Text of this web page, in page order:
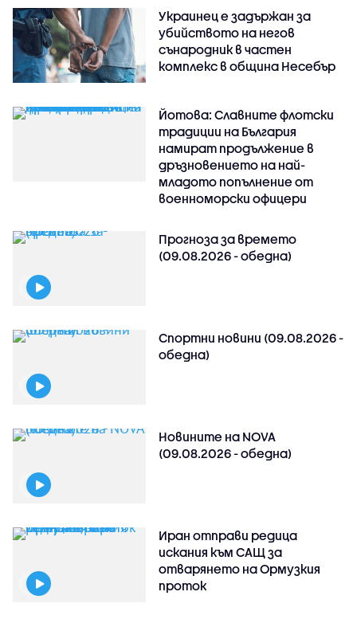
Украинец е задържан за
убийството на негов
сънародник в частен
комплекс в община Несебър
Йотова: Славните флотски
традиции на България
намират продължение в
дръзновението на най-
младото попълнение от
военноморски офицери
Прогноза за времето
(09.08.2026 - обедна)
Спортни новини (09.08.2026 -
обедна)
Новините на NOVA
(09.08.2026 - обедна)
Иран отправи редица
искания към САЩ за
отварянето на Ормузкия
проток